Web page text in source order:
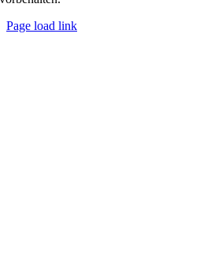
Page load link